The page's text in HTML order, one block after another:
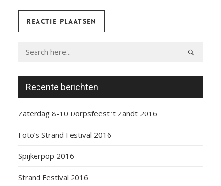
Recente berichten
Zaterdag 8-10 Dorpsfeest ‘t Zandt 2016
Foto’s Strand Festival 2016
Spijkerpop 2016
Strand Festival 2016